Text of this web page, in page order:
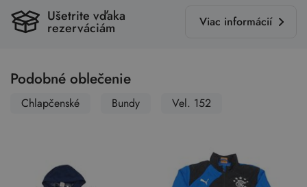
Ušetrite vďaka
rezerváciám Viac informácií
Podobné oblečenie
Chlapčenské Bundy Vel. 152